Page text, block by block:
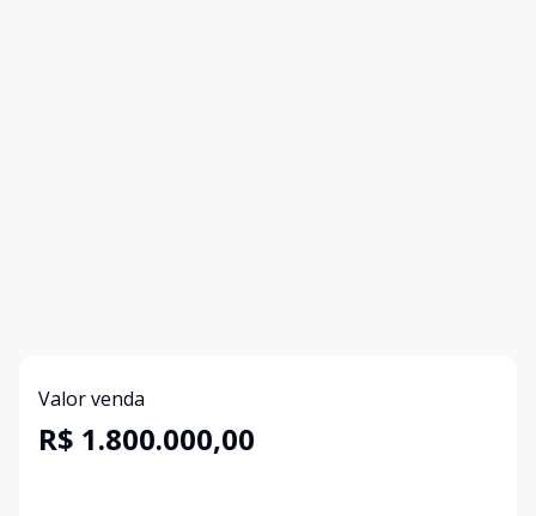
Valor venda
R$ 1.800.000,00